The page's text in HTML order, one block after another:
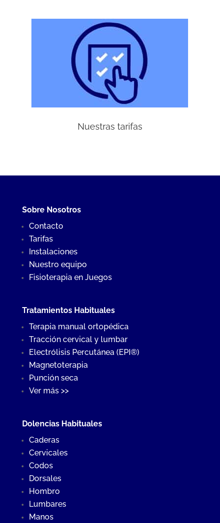
Nuestras tarifas
Sobre Nosotros
Contacto
Tarifas
Instalaciones
Nuestro equipo
Fisioterapia en Juegos
Tratamientos Habituales
Terapia manual ortopédica
Tracción cervical y lumbar
Electrólisis Percutánea (EPI®)
Magnetoterapia
Punción seca
Ver más >>
Dolencias Habituales
Caderas
Cervicales
Codos
Dorsales
Hombro
Lumbares
Manos